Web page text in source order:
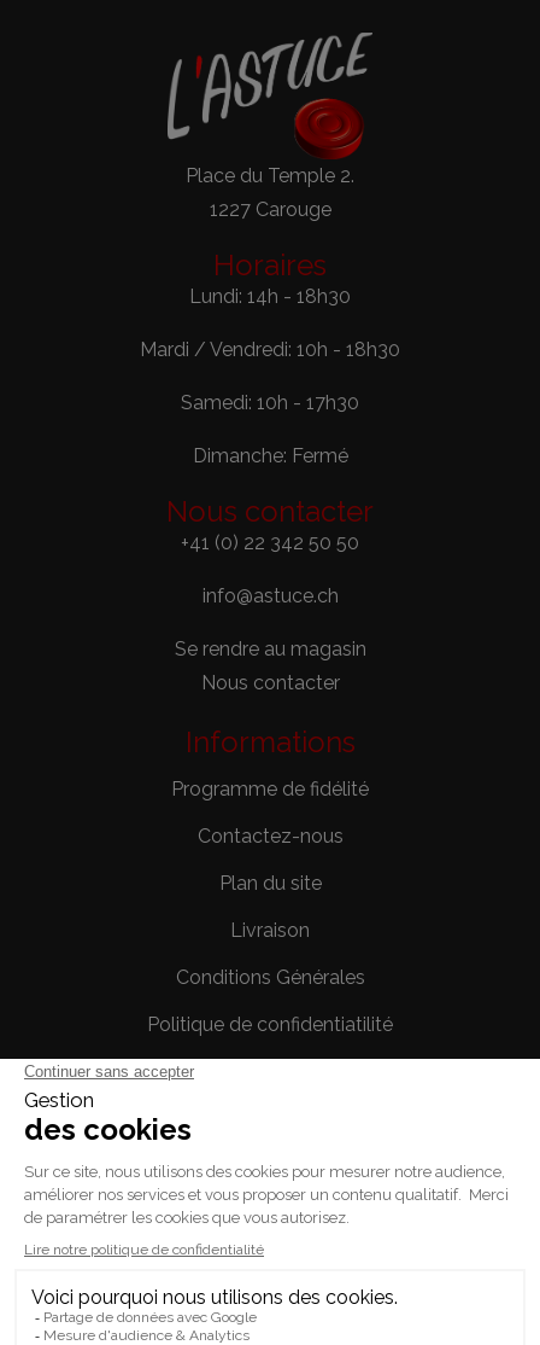
Place du Temple 2.
1227 Carouge
Horaires
Lundi: 14h - 18h30
Mardi / Vendredi: 10h - 18h30
Samedi: 10h - 17h30
Dimanche: Fermé
Nous contacter
+41 (0) 22 342 50 50
info@astuce.ch
Se rendre au magasin
Nous contacter
Informations
Programme de fidélité
Contactez-nous
Plan du site
Livraison
Conditions Générales
Politique de confidentiatilité
Votre compte
Informations personnelles
Commandes
Avoirs
Adresses